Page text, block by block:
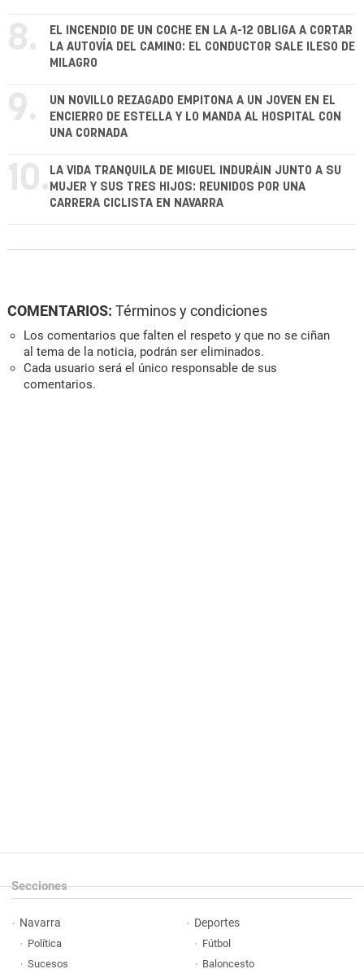
8.
EL INCENDIO DE UN COCHE EN LA A-12 OBLIGA A CORTAR
LA AUTOVÍA DEL CAMINO: EL CONDUCTOR SALE ILESO DE
MILAGRO
9.
UN NOVILLO REZAGADO EMPITONA A UN JOVEN EN EL
ENCIERRO DE ESTELLA Y LO MANDA AL HOSPITAL CON
UNA CORNADA
10. LA VIDA TRANQUILA DE MIGUEL INDURÁIN JUNTO A SU
MUJER Y SUS TRES HIJOS: REUNIDOS POR UNA
CARRERA CICLISTA EN NAVARRA
COMENTARIOS: Términos y condiciones
Los comentarios que falten el respeto y que no se ciñan
al tema de la noticia, podrán ser eliminados.
Cada usuario será el único responsable de sus
comentarios.
Secciones
Navarra
Política
Sucesos
Deportes
Fútbol
Baloncesto